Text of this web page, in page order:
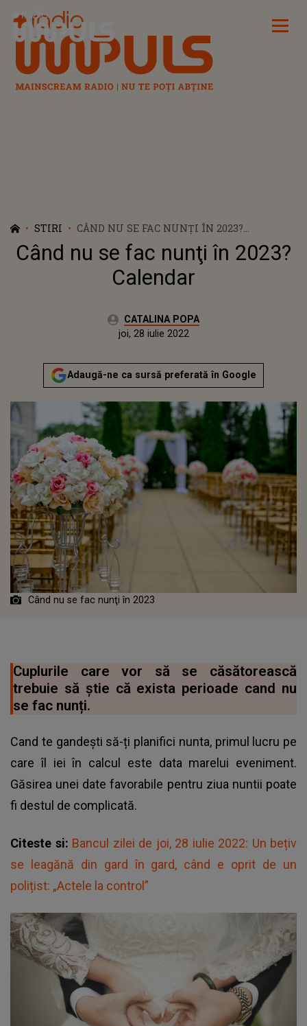
Radio Impuls
STIRI
CÂND NU SE FAC NUNŢI ÎN 2023?
CALENDAR
Când nu se fac nunţi în 2023?
Calendar
Autor:CATALINA POPA
Publicat:
joi, 28 iulie 2022
Adaugă-ne ca sursă preferată în Google
Când nu se fac nunţi în 2023
Cuplurile care vor să se căsătorească
trebuie să știe că exista perioade cand nu
se fac nunți.
Cand te gandești să-ți planifici nunta, primul lucru pe
care îl iei în calcul este data marelui eveniment.
Găsirea unei date favorabile pentru ziua nuntii poate
fi destul de complicată.
Citeste si: Bancul zilei de joi, 28 iulie 2022: Un bețiv
se leagănă din gard în gard, când e oprit de un
polițist: „Actele la control”